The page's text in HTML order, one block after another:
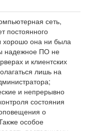
сеть,
постоянного
хорошо она ни была
надежное ПО не
и клиентских
лишь на
и непрерывно
состояния
о
особое